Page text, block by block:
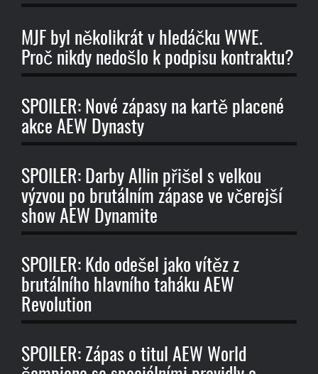
MJF byl několikrát v hledáčku WWE.
Proč nikdy nedošlo k podpisu kontraktu?
SPOILER: Nové zápasy na kartě placené
akce AEW Dynasty
SPOILER: Darby Allin přišel s velkou
výzvou po brutálním zápase ve včerejší
show AEW Dynamite
SPOILER: Kdo odešel jako vítěz z
brutálního hlavního taháku AEW
Revolution
SPOILER: Zápas o titul AEW World